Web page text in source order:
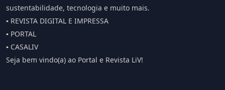
sustentabilidade, tecnologia e muito mais.
▪️ REVISTA DIGITAL E IMPRESSA
▪️ PORTAL
▪️ CASALIV
Seja bem vindo(a) ao Portal e Revista LiV!